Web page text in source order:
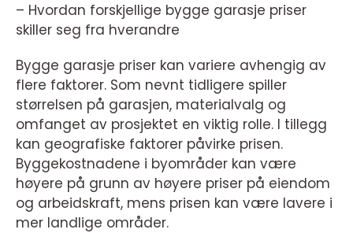
– Hvordan forskjellige bygge garasje priser
skiller seg fra hverandre
Bygge garasje priser kan variere avhengig av
flere faktorer. Som nevnt tidligere spiller
størrelsen på garasjen, materialvalg og
omfanget av prosjektet en viktig rolle. I tillegg
kan geografiske faktorer påvirke prisen.
Byggekostnadene i byområder kan være
høyere på grunn av høyere priser på eiendom
og arbeidskraft, mens prisen kan være lavere i
mer landlige områder.